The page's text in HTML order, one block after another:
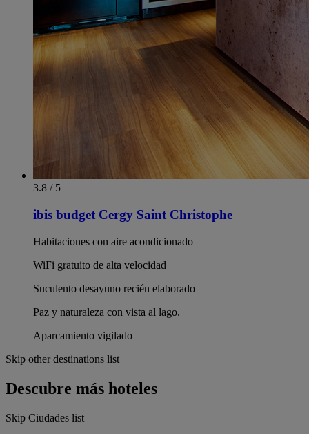
3.8 / 5
ibis budget Cergy Saint Christophe
Habitaciones con aire acondicionado
WiFi gratuito de alta velocidad
Suculento desayuno recién elaborado
Paz y naturaleza con vista al lago.
Aparcamiento vigilado
Skip other destinations list
Descubre más hoteles
Skip Ciudades list